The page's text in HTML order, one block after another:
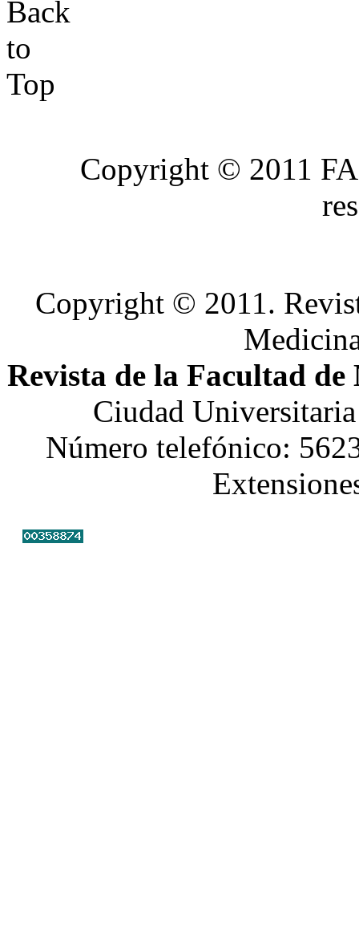
Copyright © 2011
Copyright © 2011.
Revista de la Facultad de
Ciudad
Número telefónico: